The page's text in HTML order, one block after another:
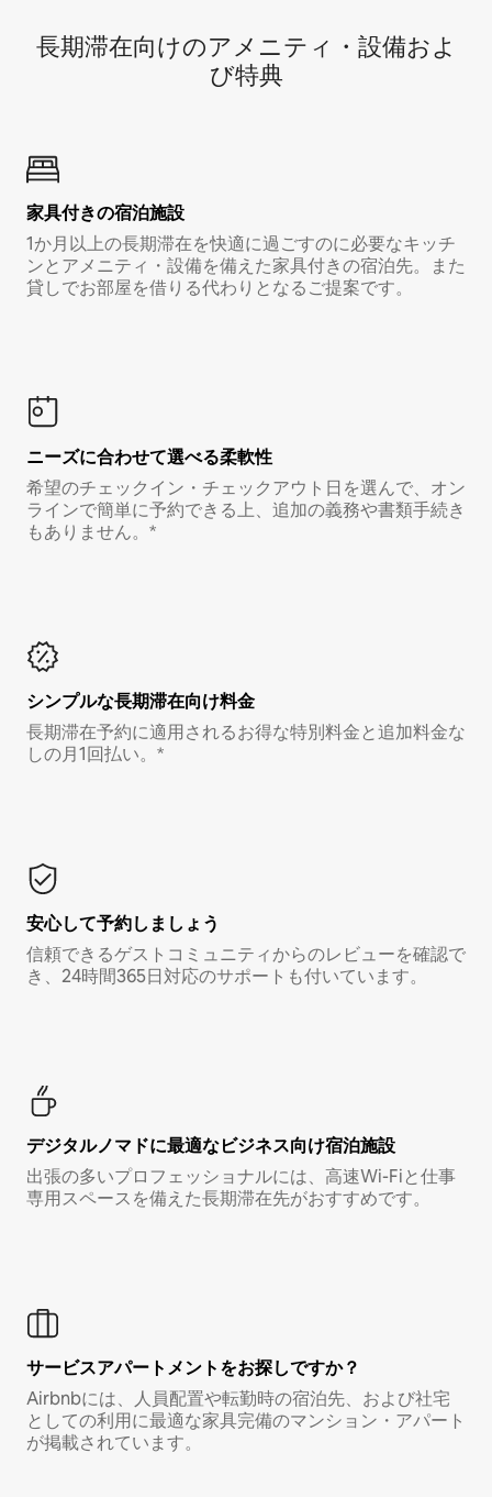
長期滞在向け⁠のア⁠メ⁠ニ⁠テ⁠ィ⁠・設⁠備⁠およ
び特⁠典
家具付き⁠の宿⁠泊⁠施⁠設
1か月以上の長期滞在を快適に過ごすのに必要なキッチ
ンとアメニティ・設備を備えた家具付きの宿泊先。また
貸しでお部屋を借りる代わりとなるご提案です。
ニーズに合わせて選べる柔軟性
希望のチェックイン・チェックアウト日を選んで、オン
ラインで簡単に予約できる上、追加の義務や書類手続き
もありません。*
シンプルな長期滞在向け料金
長期滞在予約に適用されるお得な特別料金と追加料金な
しの月1回払い。*
安心して予約しましょう
信頼できるゲストコミュニティからのレビューを確認で
き、24時間365日対応のサポートも付いています。
デジタルノマド⁠に最⁠適⁠なビ⁠ジ⁠ネ⁠ス⁠向⁠け宿⁠泊⁠施⁠設
出張の多いプロフェッショナルには、高速Wi-Fiと仕事
専用スペースを備えた長期滞在先がおすすめです。
サービスアパートメントをお探しですか？
Airbnbには、人員配置や転勤時の宿泊先、および社宅
としての利用に最適な家具完備のマンション・アパート
が掲載されています。